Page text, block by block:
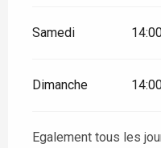
Samedi
Dimanche
Egalement tous les